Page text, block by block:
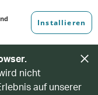
nicht
auf unserer